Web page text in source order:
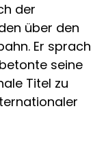
der
über den
Er sprach
seine
Titel zu